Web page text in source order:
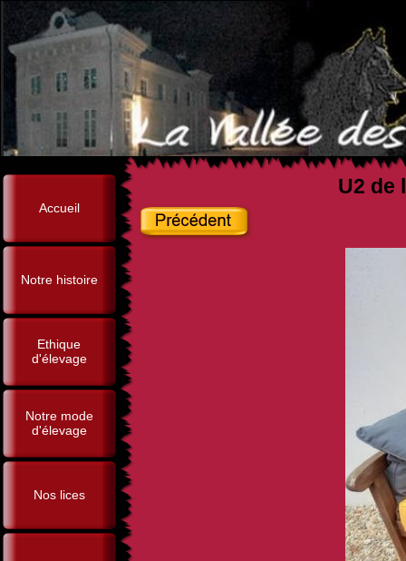
Accueil
Notre histoire
Ethique
d'élevage
Notre mode
d'élevage
Nos lices
U2 de